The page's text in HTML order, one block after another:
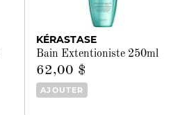
KÉRASTASE
Bain Extentioniste 250ml
62,00 $
AJOUTER